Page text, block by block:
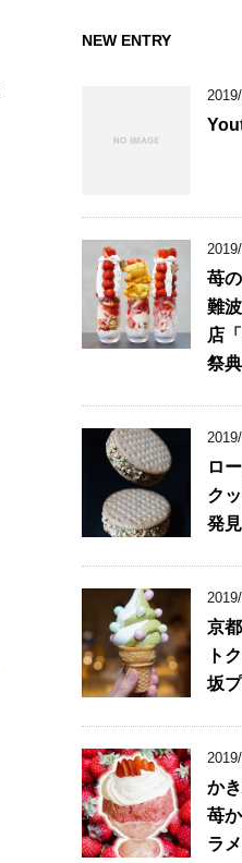
NEW ENTRY
苺
難
店
祭典
ロ
ク
発見
京
ト
坂
か
苺
ラ